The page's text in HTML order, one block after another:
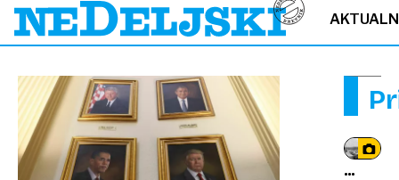
ČRNO-